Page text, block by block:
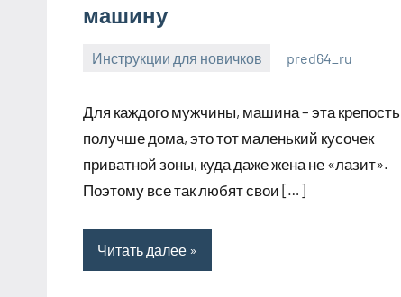
машину
Инструкции для новичков
2023
pred64_ru
Для каждого мужчины, машина – эта крепость
получше дома, это тот маленький кусочек
приватной зоны, куда даже жена не «лазит».
Поэтому все так любят свои […]
Читать далее